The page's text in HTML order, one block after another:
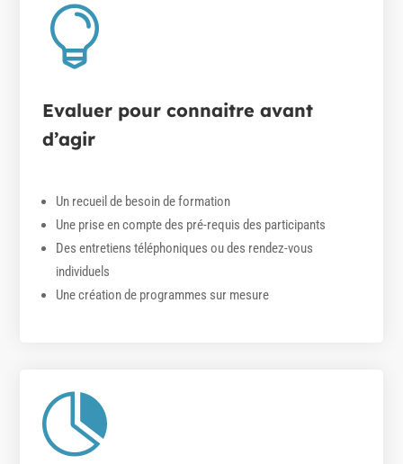

Evaluer pour connaitre avant
d’agir
Un recueil de besoin de formation
Une prise en compte des pré-requis des participants
Des entretiens téléphoniques ou des rendez-vous
individuels
Une création de programmes sur mesure
